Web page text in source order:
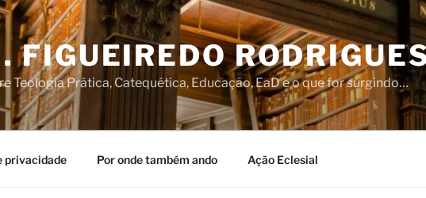
FIGUEIREDO
Teologia Prática, Catequética, Educação, EaD e o que for surgindo…
privacidade Por onde também ando Ação Eclesial